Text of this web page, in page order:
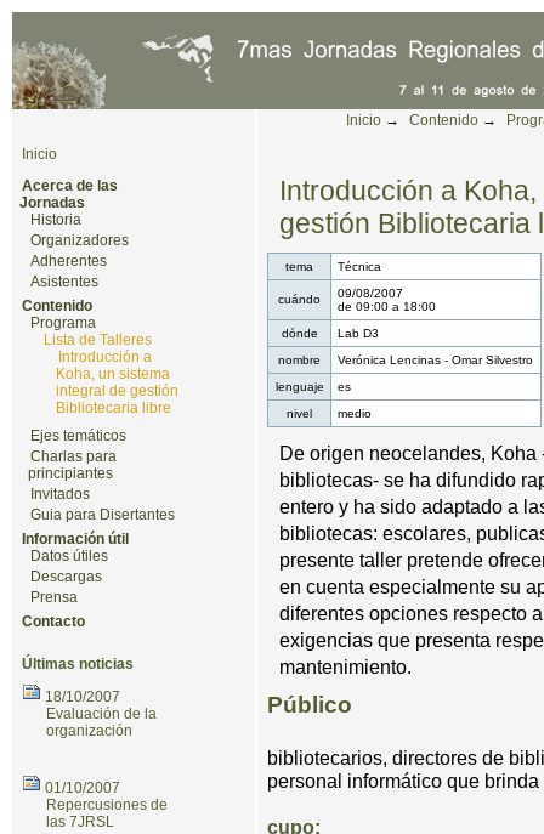
Cambiar a contenido.|Saltar a navegación
Herramientas Personales
Inicio → Contenido →
Introducción a
gestión Bibliotecaria
tema Técnica
cuándo
09/08/2007
de 09:00a 18:00
dónde
Lab D3
nombre
Verónica Lencinas - Omar Silvestro
lenguaje
es
nivel
medio
De origen neocelandes,
bibliotecas- se ha difundido
entero y ha sido adaptado a
bibliotecas: escolares,
presente taller pretende
en cuenta especialmente su
diferentes opciones respecto
exigencias que presenta
mantenimiento.
Público
bibliotecarios, directores de
personal informático que
cupo:
Inicio
Acerca de las
Jornadas
Historia
Organizadores
Adherentes
Asistentes
Contenido
Programa
Lista de Talleres
Introducción a
Koha, un sistema
integral de gestión
Bibliotecaria libre
Ejes temáticos
Charlas para
principiantes
Invitados
Guia para Disertantes
Información útil
Datos útiles
Descargas
Prensa
Contacto
Últimas noticias
18/10/2007
Evaluación de la
organización
01/10/2007
Repercusiones de
las 7JRSL